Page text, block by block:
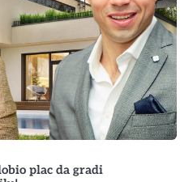
plac da gradi